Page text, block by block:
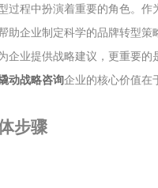
过程中扮演着重要的角色。作
助企业制定科学的品牌转型策
企业提供战略建议，更重要
动战略咨询企业的核心价值在
步骤